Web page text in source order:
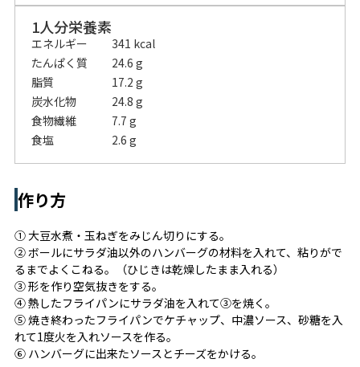
1人分栄養素
エネルギー
341 kcal
たんぱく質
24.6 g
脂質
17.2 g
炭水化物
24.8 g
食物繊維
7.7 g
食塩
2.6 g
作り方
① 大豆水煮・玉ねぎをみじん切りにする。
② ボールにサラダ油以外のハンバーグの材料を入れて、粘りがで
るまでよくこねる。（ひじきは乾燥したまま入れる）
③ 形を作り空気抜きをする。
④ 熱したフライパンにサラダ油を入れて③を焼く。
⑤ 焼き終わったフライパンでケチャップ、中濃ソース、砂糖を入
れて1度火を入れソースを作る。
⑥ ハンバーグに出来たソースとチーズをかける。